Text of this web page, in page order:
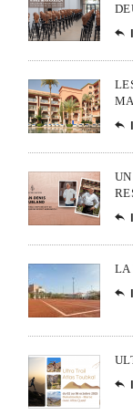



LA

